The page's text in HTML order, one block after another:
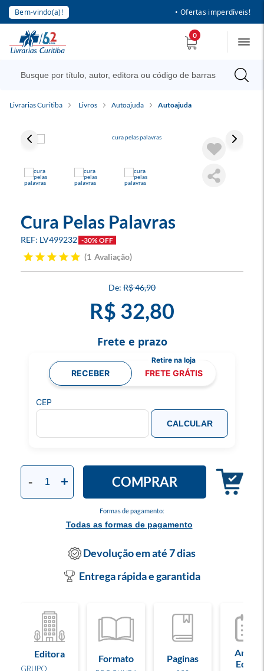
Bem-vindo(a)! • Ofertas imperdíveis!
0
Livrarias Curitiba Livros Autoajuda Autoajuda
Cura Pelas Palavras
LV499232 -30% OFF
1 Avaliação
R$ 46,90
R$ 32,80
Formas de pagamento:
Todas as formas de pagamento
- + COMPRAR
Frete e prazo
RECEBER FRETE GRÁTIS
CEP
CALCULAR
Devolução em até 7 dias
Entrega rápida e garantida
Editora
GRUPO
Formato Paginas
Ano de
Edição